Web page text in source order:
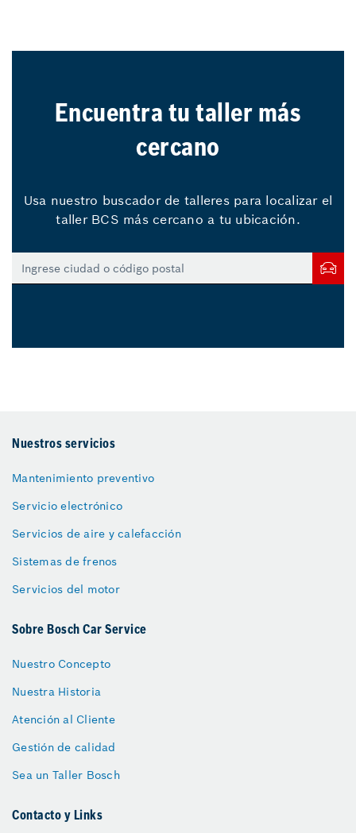
Encuentra tu taller más
cercano
Usa nuestro buscador de talleres para localizar el
taller BCS más cercano a tu ubicación.
Nuestros servicios
Mantenimiento preventivo
Servicio electrónico
Servicios de aire y calefacción
Sistemas de frenos
Servicios del motor
Sobre Bosch Car Service
Nuestro Concepto
Nuestra Historia
Atención al Cliente
Gestión de calidad
Sea un Taller Bosch
Contacto y Links